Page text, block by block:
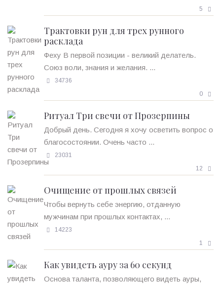
5
Трактовки рун для трех рунного
расклада
Феху В первой позиции - великий делатель.
Союз воли, знания и желания. ...
34736
0
Ритуал Три свечи от Прозерпины
Добрый день. Сегодня я хочу осветить вопрос о
благосостоянии. Очень часто ...
23031
12
Очищение от прошлых связей
Чтобы вернуть себе энергию, отданную
мужчинам при прошлых контактах, ...
14223
1
Как увидеть ауру за 60 секунд
Основа таланта, позволяющего видеть ауры,